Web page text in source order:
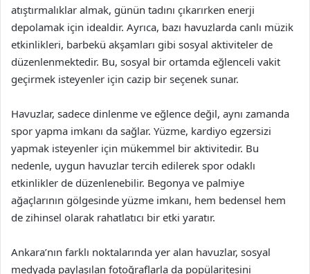
atıştırmalıklar almak, günün tadını çıkarırken enerji
depolamak için idealdir. Ayrıca, bazı havuzlarda canlı müzik
etkinlikleri, barbekü akşamları gibi sosyal aktiviteler de
düzenlenmektedir. Bu, sosyal bir ortamda eğlenceli vakit
geçirmek isteyenler için cazip bir seçenek sunar.
Havuzlar, sadece dinlenme ve eğlence değil, aynı zamanda
spor yapma imkanı da sağlar. Yüzme, kardiyo egzersizi
yapmak isteyenler için mükemmel bir aktivitedir. Bu
nedenle, uygun havuzlar tercih edilerek spor odaklı
etkinlikler de düzenlenebilir. Begonya ve palmiye
ağaçlarının gölgesinde yüzme imkanı, hem bedensel hem
de zihinsel olarak rahatlatıcı bir etki yaratır.
Ankara’nın farklı noktalarında yer alan havuzlar, sosyal
medyada paylaşılan fotoğraflarla da popülaritesini